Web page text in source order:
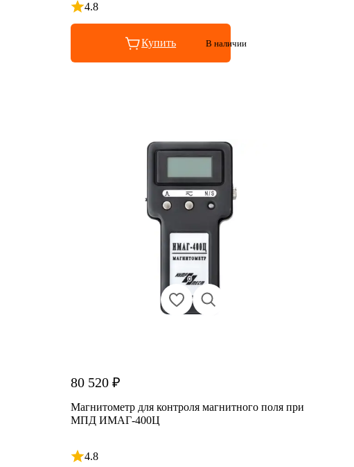
4.8
Рейтинг 4.8 из 5
Купить В наличии
80 520 ₽
Магнитометр для контроля магнитного поля при
МПД ИМАГ-400Ц
4.8
Рейтинг 4.8 из 5